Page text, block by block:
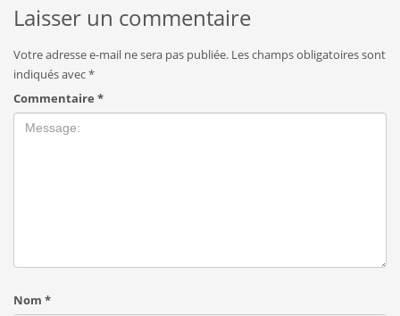
Laisser un commentaire
Votre adresse e-mail ne sera pas publiée. Les champs obligatoires sont
indiqués avec*
Commentaire *
Nom *